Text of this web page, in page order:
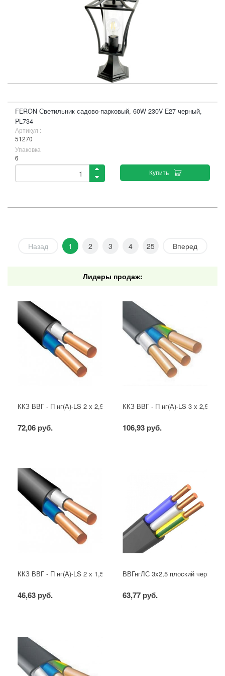
FERON Светильник садово-парковый, 60W 230V E27 черный,
PL734
Артикул :
51270
Упаковка
6
Купить
Назад 1 2 3 4 25 Вперед
Лидеры продаж:
ККЗ ВВГ - П нг(А)-LS 2 х 2,5 ГОСТ
72,06 руб.
ККЗ ВВГ - П нг(А)-LS 3 х 2,5
106,93 руб.
ККЗ ВВГ - П нг(А)-LS 2 х 1,5 ГОСТ
46,63 руб.
ВВГнгЛС 3x2,5 плоский черный
63,77 руб.